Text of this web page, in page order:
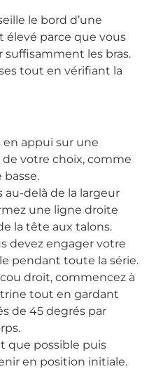
le bord d’une
élevé parce que vous
suffisamment les bras.
tout en vérifiant la
appui sur une
de votre choix, comme
basse.
au-delà de la largeur
une ligne droite
la tête aux talons.
devez engager votre
pendant toute la série.
droit, commencez à
tout en gardant
de 45 degrés par
que possible puis
en position initiale.